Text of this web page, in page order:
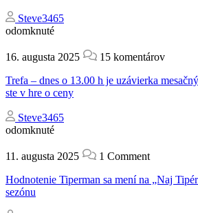
Steve3465
odomknuté
16. augusta 2025
15 komentárov
Trefa – dnes o 13.00 h je uzávierka
ste v hre o ceny
Steve3465
odomknuté
11. augusta 2025
1 Comment
Hodnotenie Tiperman sa mení na „Naj
sezónu